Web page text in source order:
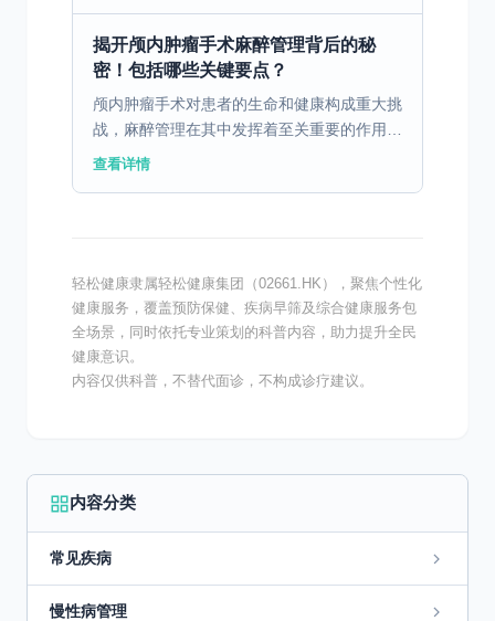
揭开颅内肿瘤手术麻醉管理背后的秘
密！包括哪些关键要点？
颅内肿瘤手术对患者的生命和健康构成重大挑
战，麻醉管理在其中发挥着至关重要的作用。
一、颅内肿瘤手术麻醉的基本要求 进行颅内
查看详情
轻松健康隶属轻松健康集团（02661.HK），聚焦个性化
健康服务，覆盖预防保健、疾病早筛及综合健康服务包
全场景，同时依托专业策划的科普内容，助力提升全民
健康意识。
内容仅供科普，不替代面诊，不构成诊疗建议。
内容分类
常见疾病
慢性病管理